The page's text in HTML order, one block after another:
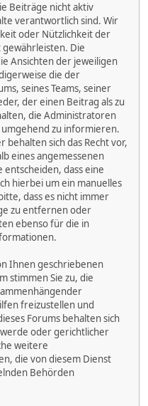
Beiträge nicht aktiv
verantwortlich sind. Wir
oder Nützlichkeit der
Die
Ansichten der jeweiligen
die der
seines Teams, seiner
der einen Beitrag als zu
die Administratoren
zu informieren.
behalten sich das Recht vor,
eines angemessenen
dass eine
hierbei um ein manuelles
dass es nicht immer
zu entfernen oder
ebenso für die in
Ihnen geschriebenen
stimmen Sie zu, die
freizustellen und
Forums behalten sich
oder gerichtlicher
weitere
die von diesem Dienst
Behörden